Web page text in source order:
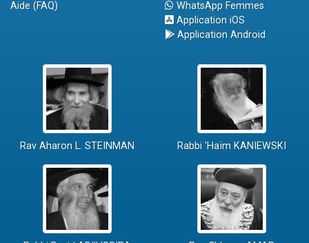
Aide (FAQ)
WhatsApp Femmes
Application iOS
Application Android
Rav Aharon L. STEINMAN Rabbi 'Haïm KANIEWSKI